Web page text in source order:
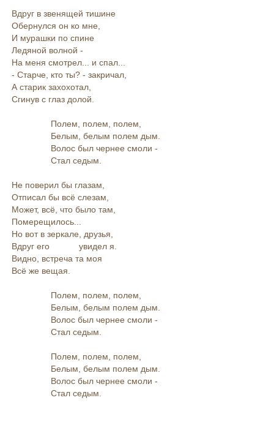
Вдруг в звенящей тишине
Обернулся он ко мне,
И мурашки по спине
Ледяной волной -
На меня смотрел... и спал...
- Старче, кто ты? - закричал,
А старик захохотал,
Сгинув с глаз долой.
Полем, полем, полем,
Белым, белым полем дым.
Волос был чернее смоли -
Стал седым.
Не поверил бы глазам,
Отписал бы всё слезам,
Может, всё, что было там,
Померещилось...
Но вот в зеркале, друзья,
Вдруг его увидел я.
Видно, встреча та моя
Всё же вещая.
Полем, полем, полем,
Белым, белым полем дым.
Волос был чернее смоли -
Стал седым.
Полем, полем, полем,
Белым, белым полем дым.
Волос был чернее смоли -
Стал седым.